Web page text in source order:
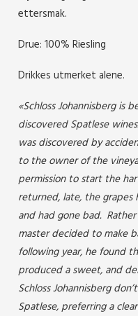
ettersmak.
Drue: 100% Riesling
Drikkes utmerket alene.
«Schloss Johannisberg is
discovered Spatlese
was discovered by
to the owner of the
permission to start the
returned, late, the
and had gone bad.
master decided to make
following year, he found
produced a sweet, and
Schloss Johannisberg
Spatlese, preferring a